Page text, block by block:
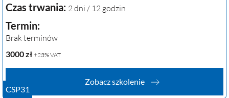
CSP31
Czas trwania: 2 dni / 12 godzin
Termin:
Brak terminów
3000zł +23% VAT
Zobacz szkolenie